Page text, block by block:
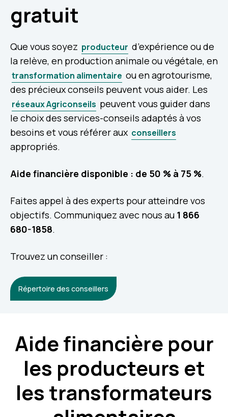
gratuit
Que vous soyez producteur d’expérience ou de
la relève, en production animale ou végétale, en
transformation alimentaire ou en agrotourisme,
des précieux conseils peuvent vous aider. Les
réseaux Agriconseils peuvent vous guider dans
le choix des services-conseils adaptés à vos
besoins et vous référer aux conseillers
appropriés.
Aide financière disponible : de 50 % à 75 %.
Faites appel à des experts pour atteindre vos
objectifs. Communiquez avec nous au 1 866
680-1858.
Trouvez un conseiller :
Répertoire des conseillers
Aide financière pour
les producteurs et
les transformateurs